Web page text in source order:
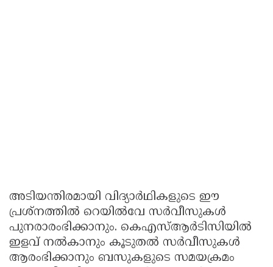
അടിയന്തിരമായി വിദ്യാര്‍ഥികളുടെ ഈ
പ്രശ്‌നത്തില്‍ റെയില്‍വേ സര്‍വീസുകള്‍
പുനരാരംഭിക്കാനും. കെഎസ്ആര്‍ടിസിയില്‍
ഇളവ് നല്‍കാനും കൂടുതല്‍ സര്‍വീസുകള്‍
ആരംഭിക്കാനും ബസുകളുടെ സമയക്രമം